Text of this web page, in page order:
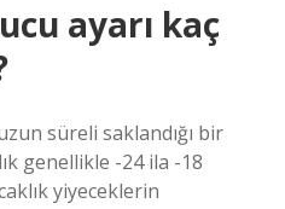
ayarı kaç
süreli saklandığı bir
genellikle -24 ila -18
yiyeceklerin